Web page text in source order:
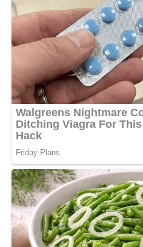
Abonniere jetzt unseren
Kein Spam, kein Bullshit, keine
Jetzt Sterne
bewerten
5/5 (4 Bewertung)